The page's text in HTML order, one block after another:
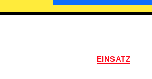
Kategorien
EINSATZ